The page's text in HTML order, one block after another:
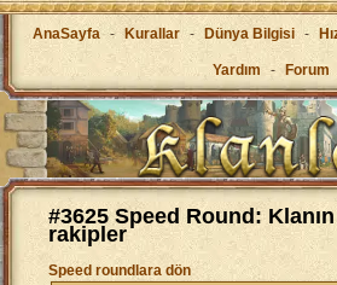
AnaSayfa - Kurallar - Dünya Bilgisi -
Yardım - Forum
#3625 Speed Round:
rakipler
Speed roundlara dön